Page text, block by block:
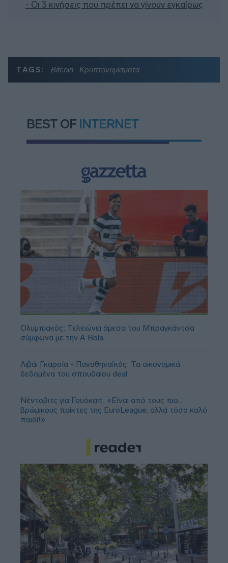
- Οι 3 κινήσεις που πρέπει να γίνουν εγκαίρως
TAGS: Bitcoin Κρυπτονομίσματα
BEST OF INTERNET
Ολυμπιακός: Τελειώνει άμεσα του Μπραγκάντσα
σύμφωνα με την A Bola
Λιβάι Γκαρσία - Παναθηναϊκός: Τα οικονομικά
δεδομένα του σπουδαίου deal
Νέντοβιτς για Γουόκαπ: «Είναι από τους πιο...
βρώμικους παίκτες της EuroLeague, αλλά τόσο καλό
παιδί!»